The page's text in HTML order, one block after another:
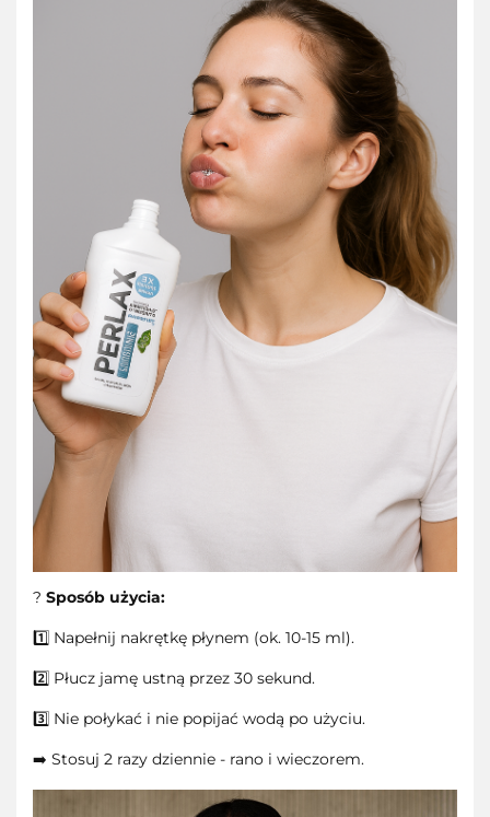
? Sposób użycia:
1️⃣ Napełnij nakrętkę płynem (ok. 10-15 ml).
2️⃣ Płucz jamę ustną przez 30 sekund.
3️⃣ Nie połykać i nie popijać wodą po użyciu.
➡️ Stosuj 2 razy dziennie - rano i wieczorem.